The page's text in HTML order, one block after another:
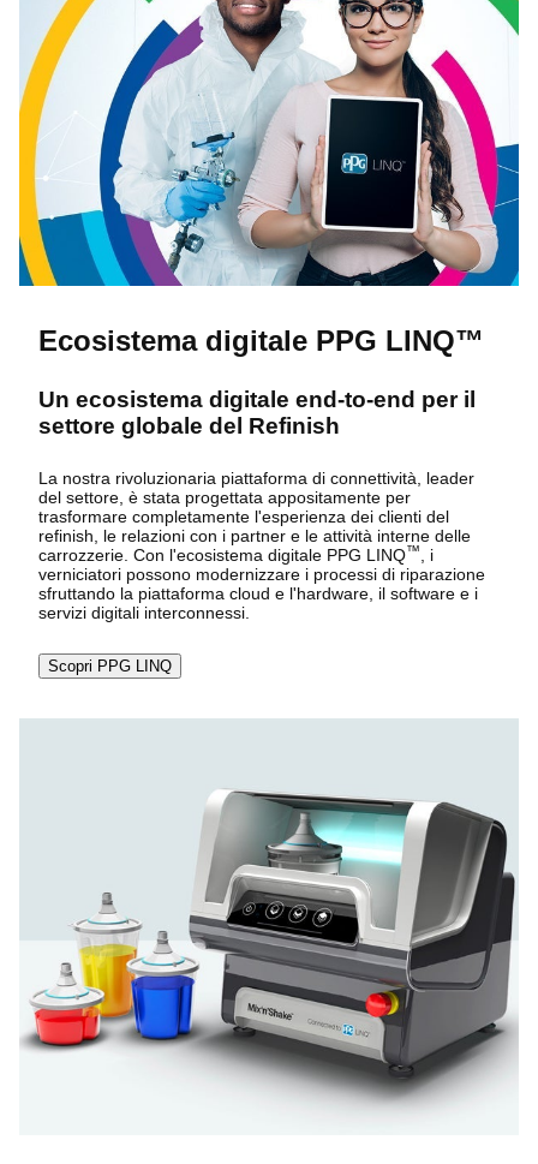
Ecosistema digitale PPG LINQ™
Un ecosistema digitale end-to-end per il
settore globale del Refinish
La nostra rivoluzionaria piattaforma di connettività, leader
del settore, è stata progettata appositamente per
trasformare completamente l'esperienza dei clienti del
refinish, le relazioni con i partner e le attività interne delle
carrozzerie. Con l'ecosistema digitale PPG LINQ™, i
verniciatori possono modernizzare i processi di riparazione
sfruttando la piattaforma cloud e l'hardware, il software e i
servizi digitali interconnessi.
Scopri PPG LINQ